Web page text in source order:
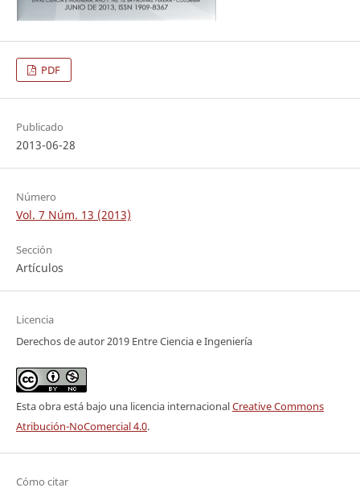
PDF
Publicado
2013-06-28
Número
Vol. 7 Núm. 13 (2013)
Sección
Artículos
Licencia
Derechos de autor 2019 Entre Ciencia e Ingeniería
Esta obra está bajo una licencia internacionalCreative Commons
Atribución-NoComercial 4.0.
Cómo citar